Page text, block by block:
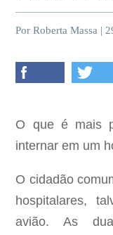
Por Roberta Massa |
O que é mais
internar em um
O cidadão
hospitalares,
avião. As